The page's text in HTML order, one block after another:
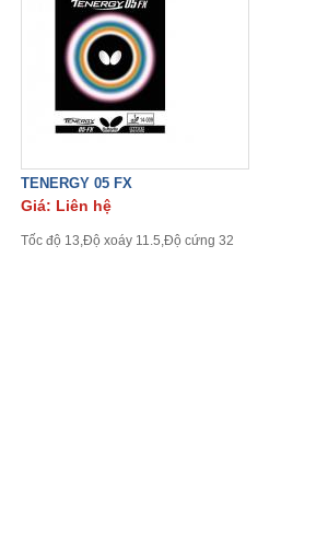
TENERGY 05 FX
Giá: Liên hệ
Tốc độ 13,Độ xoáy 11.5,Độ cứng 32